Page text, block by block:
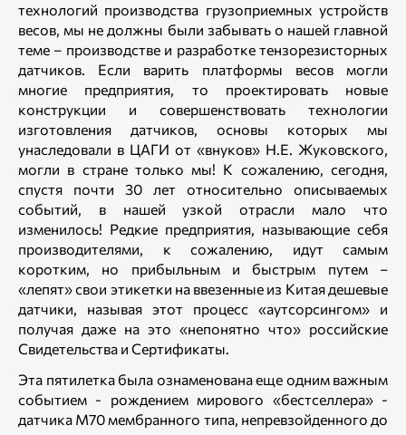
технологий производства грузоприемных устройств
весов, мы не должны были забывать о нашей главной
теме – производстве и разработке тензорезисторных
датчиков. Если варить платформы весов могли
многие предприятия, то проектировать новые
конструкции и совершенствовать технологии
изготовления датчиков, основы которых мы
унаследовали в ЦАГИ от «внуков» Н.Е. Жуковского,
могли в стране только мы! К сожалению, сегодня,
спустя почти 30 лет относительно описываемых
событий, в нашей узкой отрасли мало что
изменилось! Редкие предприятия, называющие себя
производителями, к сожалению, идут самым
коротким, но прибыльным и быстрым путем –
«лепят» свои этикетки на ввезенные из Китая дешевые
датчики, называя этот процесс «аутсорсингом» и
получая даже на это «непонятно что» российские
Свидетельства и Сертификаты.
Эта пятилетка была ознаменована еще одним важным
событием - рождением мирового «бестселлера» -
датчика М70 мембранного типа, непревзойденного до